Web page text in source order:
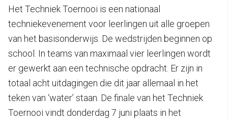
Het Techniek Toernooi is een nationaal
techniekevenement voor leerlingen uit alle groepen
van het basisonderwijs. De wedstrijden beginnen op
school. In teams van maximaal vier leerlingen wordt
er gewerkt aan een technische opdracht. Er zijn in
totaal acht uitdagingen die dit jaar allemaal in het
teken van ‘water’ staan. De finale van het Techniek
Toernooi vindt donderdag 7 juni plaats in het